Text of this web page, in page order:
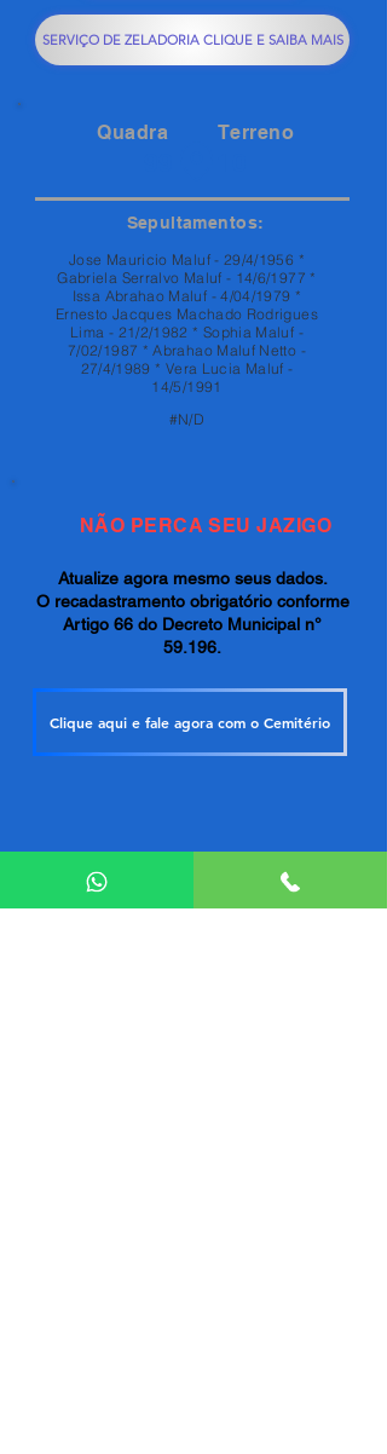
SERVIÇO DE ZELADORIA CLIQUE E SAIBA MAIS
Quadra Terreno
Sepultamentos:
Jose Mauricio Maluf - 29/4/1956 *
Gabriela Serralvo Maluf - 14/6/1977 *
Issa Abrahao Maluf - 4/04/1979 *
Ernesto Jacques Machado Rodrigues
Lima - 21/2/1982 * Sophia Maluf -
7/02/1987 * Abrahao Maluf Netto -
27/4/1989 * Vera Lucia Maluf -
14/5/1991
#N/D
NÃO PERCA SEU JAZIGO
Atualize agora mesmo seus dados.
O recadastramento obrigatório conforme
Artigo 66 do Decreto Municipal n°
59.196.
Clique aqui e fale agora com o Cemitério